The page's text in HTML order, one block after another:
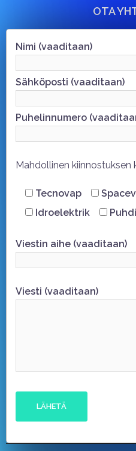
OTA
Nimi (vaaditaan)
Sähköposti (vaaditaan)
Puhelinnumero
Mahdollinen kiinnostuksen
Tecnovap
Idroelektrik
Viestin aihe (vaaditaan)
Viesti (vaaditaan)